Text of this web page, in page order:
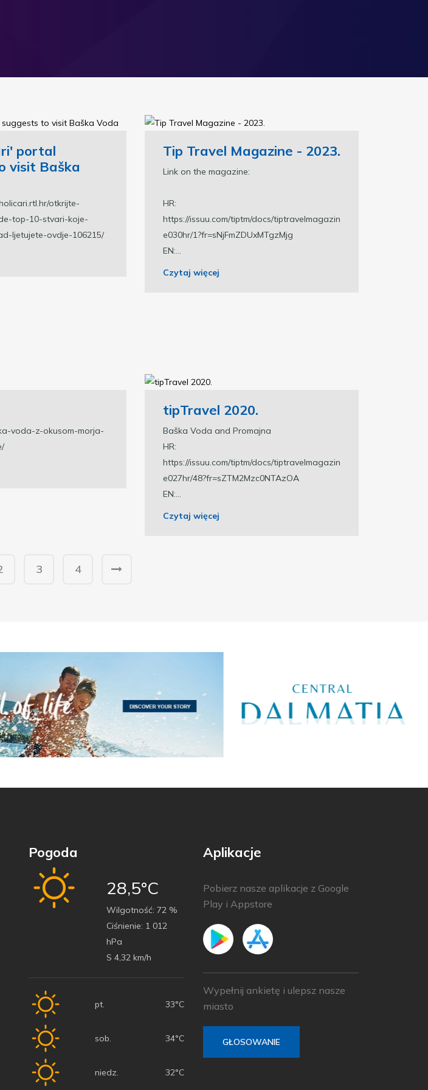
portal
visit Baška
otkrijte-
top-10-stvari-koje-
ljetujete-ovdje-106215/
Tip Travel Magazine - 2023.
Link on the magazine:
HR:
https://issuu.com/tiptm/docs/tiptravelmagazin
e030hr/1?fr=sNjFmZDUxMTgzMjg
EN:...
Czytaj więcej
voda-z-okusom-morja-
tipTravel 2020.
Baška Voda and Promajna
HR:
https://issuu.com/tiptm/docs/tiptravelmagazin
e027hr/48?fr=sZTM2Mzc0NTAzOA
EN:...
Czytaj więcej
3 4
Pogoda
28,5°C
Wilgotność: 72 %
Ciśnienie: 1 012
hPa
S 4,32 km/h
pt. 33°C
sob. 34°C
niedz. 32°C
Aplikacje
Pobierz nasze aplikacje z Google
Play i Appstore
Wypełnij ankietę i ulepsz nasze
miasto
GŁOSOWANIE